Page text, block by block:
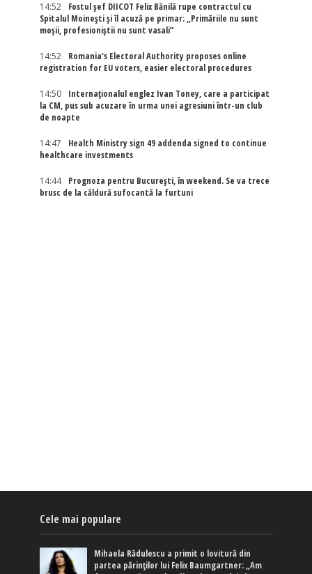
14:52
Fostul șef DIICOT Felix Bănilă rupe contractul cu
Spitalul Moinești și îl acuză pe primar: „Primăriile nu sunt
moșii, profesioniștii nu sunt vasali”
14:52
Romania's Electoral Authority proposes online
registration for EU voters, easier electoral procedures
14:50
Internaţionalul englez Ivan Toney, care a participat
la CM, pus sub acuzare în urma unei agresiuni într-un club
de noapte
14:47
Health Ministry sign 49 addenda signed to continue
healthcare investments
14:44
Prognoza pentru București, în weekend. Se va trece
brusc de la căldură sufocantă la furtuni
Cele mai populare
Mihaela Rădulescu a primit o lovitură din
partea părinților lui Felix Baumgartner: „Am